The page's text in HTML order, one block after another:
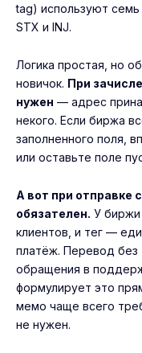
tag) используют семь
STX и INJ.
Логика простая, но
новичок. При
нужен — адрес
некого. Если биржа
заполненного поля,
или оставьте поле
А вот при отправке
обязателен. У биржи
клиентов, и тег —
платёж. Перевод без
обращения в
формулирует это
мемо чаще всего
не нужен.